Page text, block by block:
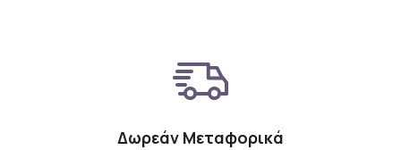
Δωρεάν Μεταφορικά